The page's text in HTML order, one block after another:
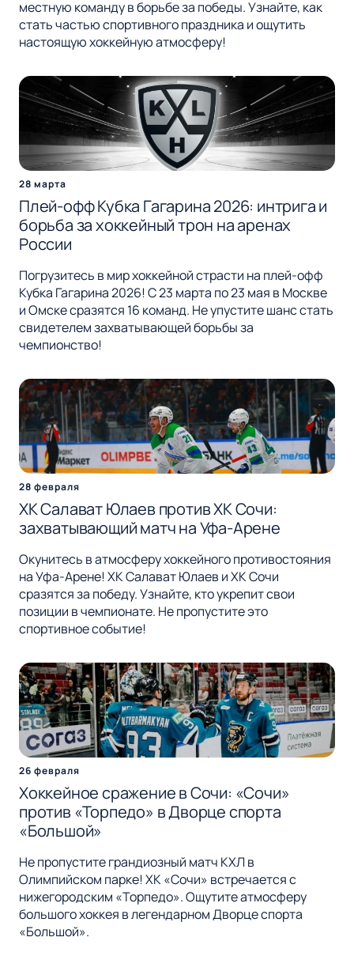
местную команду в борьбе за победы. Узнайте, как
стать частью спортивного праздника и ощутить
настоящую хоккейную атмосферу!
28 марта
Плей-офф Кубка Гагарина 2026: интрига и
борьба за хоккейный трон на аренах
России
Погрузитесь в мир хоккейной страсти на плей-офф
Кубка Гагарина 2026! С 23 марта по 23 мая в Москве
и Омске сразятся 16 команд. Не упустите шанс стать
свидетелем захватывающей борьбы за
чемпионство!
28 февраля
ХК Салават Юлаев против ХК Сочи:
захватывающий матч на Уфа-Арене
Окунитесь в атмосферу хоккейного противостояния
на Уфа-Арене! ХК Салават Юлаев и ХК Сочи
сразятся за победу. Узнайте, кто укрепит свои
позиции в чемпионате. Не пропустите это
спортивное событие!
26 февраля
Хоккейное сражение в Сочи: «Сочи»
против «Торпедо» в Дворце спорта
«Большой»
Не пропустите грандиозный матч КХЛ в
Олимпийском парке! ХК «Сочи» встречается с
нижегородским «Торпедо». Ощутите атмосферу
большого хоккея в легендарном Дворце спорта
«Большой».